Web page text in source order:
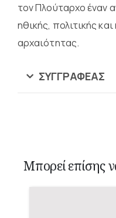
τον Πλούταρχο έναν
ηθικής, πολιτικής
αρχαιότητας.
ΣΥΓΓΡΑΦΈΑΣ
Μπορεί επίσης